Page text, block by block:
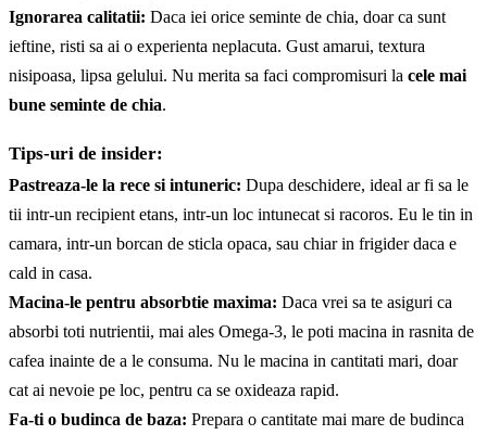
Ignorarea calitatii: Daca iei orice seminte de chia, doar ca sunt
ieftine, risti sa ai o experienta neplacuta. Gust amarui, textura
nisipoasa, lipsa gelului. Nu merita sa faci compromisuri la cele mai
bune seminte de chia.
Tips-uri de insider:
Pastreaza-le la rece si intuneric: Dupa deschidere, ideal ar fi sa le
tii intr-un recipient etans, intr-un loc intunecat si racoros. Eu le tin in
camara, intr-un borcan de sticla opaca, sau chiar in frigider daca e
cald in casa.
Macina-le pentru absorbtie maxima: Daca vrei sa te asiguri ca
absorbi toti nutrientii, mai ales Omega-3, le poti macina in rasnita de
cafea inainte de a le consuma. Nu le macina in cantitati mari, doar
cat ai nevoie pe loc, pentru ca se oxideaza rapid.
Fa-ti o budinca de baza: Prepara o cantitate mai mare de budinca